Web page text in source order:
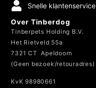
Snelle klantenservice
Over Tinberdog
Tinberpets Holding B.V.
Het Rietveld 55a
7321 CT Apeldoorn
(Geen bezoek/retouradres)
KvK 98980661